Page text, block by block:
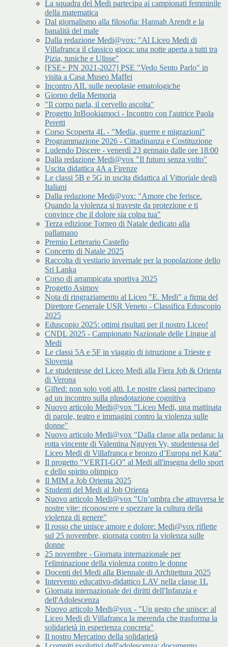
La squadra del Medi partecipa ai campionati femminile
della matematica
Dal giornalismo alla filosofia: Hannah Arendt e la
banalità del male
Dalla redazione Medi@vox: "Al Liceo Medi di
Villafranca il classico gioca: una notte aperta a tutti tra
Pizia, tuniche e Ulisse"
[FSE+ PN 2021-2027] PSE "Vedo Sento Parlo" in
visita a Casa Museo Maffei
Incontro AIL sulle neoplasie ematologiche
Giorno della Memoria
"Il corpo parla, il cervello ascolta"
Progetto InBookiamoci - Incontro con l'autrice Paola
Peretti
Corso Scoperta 4L - "Media, guerre e migrazioni"
Programmazione 2026 - Cittadinanza e Costituzione
Ludendo Discere - venerdì 23 gennaio dalle ore 18:00
Dalla redazione Medi@vox "Il futuro senza volto"
Uscita didattica 4A a Firenze
Le classi 5B e 5G in uscita didattica al Vittoriale degli
Italiani
Dalla redazione Medi@vox: "Amore che ferisce.
Quando la violenza si traveste da protezione e ti
convince che il dolore sia colpa tua"
Terza edizione Torneo di Natale dedicato alla
pallamano
Premio Letterario Castello
Concerto di Natale 2025
Raccolta di vestiario invernale per la popolazione dello
Sri Lanka
Corso di arrampicata sportiva 2025
Progetto Asimov
Nota di ringraziamento al Liceo "E. Medi" a firma del
Direttore Generale USR Veneto - Classifica Eduscopio
2025
Eduscopio 2025: ottimi risultati per il nostro Liceo!
CNDL 2025 - Campionato Nazionale delle Lingue al
Medi
Le classi 5A e 5F in viaggio di istruzione a Trieste e
Slovenia
Le studentesse del Liceo Medi alla Fiera Job & Orienta
di Verona
Gifted: non solo voti alti. Le nostre classi partecipano
ad un incontro sulla plusdotazione cognitiva
Nuovo articolo Medi@vox "Liceo Medi, una mattinata
di parole, teatro e immagini contro la violenza sulle
donne"
Nuovo articolo Medi@vox "Dalla classe alla pedana: la
rotta vincente di Valentina Nguyen Vy, studentessa del
Liceo Medi di Villafranca e bronzo d’Europa nel Kata"
Il progetto "VERTI-GO" al Medi all'insegna dello sport
e dello spirito olimpico
Il MIM a Job Orienta 2025
Studenti del Medi al Job Orienta
Nuovo articolo Medi@vox "Un’ombra che attraversa le
nostre vite: riconoscere e spezzare la cultura della
violenza di genere"
Il rosso che unisce amore e dolore: Medi@vox riflette
sul 25 novembre, giornata contro la violenza sulle
donne
25 novembre - Giornata internazionale per
l'eliminazione della violenza contro le donne
Docenti del Medi alla Biennale di Architettura 2025
Intervento educativo-didattico LAV nella classe 1L
Giornata internazionale dei diritti dell'Infanzia e
dell'Adolescenza
Nuovo articolo Medi@vox - "Un gesto che unisce: al
Liceo Medi di Villafranca la merenda che trasforma la
solidarietà in esperienza concreta"
Il nostro Mercatino della solidarietà